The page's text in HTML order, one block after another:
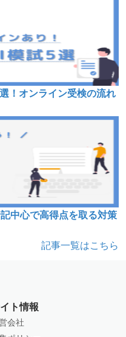
！オンライン受検の流れ
中心で高得点を取る対策
記事一覧はこちら
ト情報
会社